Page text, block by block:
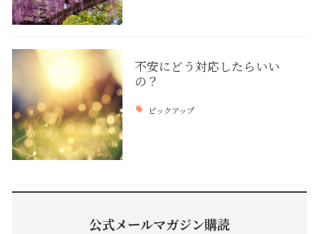
不安にどう対応したらいい
の？
ピックアップ
公式メールマガジン購読